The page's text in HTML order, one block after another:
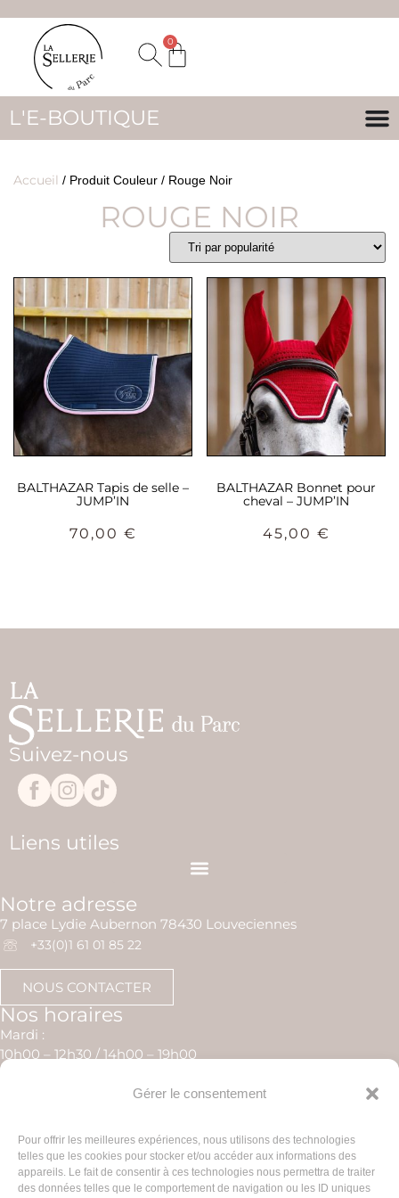
Gérer le consentement
Pour offrir les meilleures expériences, nous utilisons des technologies
telles que les cookies pour stocker et/ou accéder aux informations des
appareils. Le fait de consentir à ces technologies nous permettra de traiter
des données telles que le comportement de navigation ou les ID uniques
0
L'E-BOUTIQUE
Accueil / Produit Couleur / Rouge Noir
ROUGE NOIR
BALTHAZAR Tapis de selle –
JUMP’IN
70,00 €
BALTHAZAR Bonnet pour
cheval – JUMP’IN
45,00 €
Suivez-nous
Liens utiles
Notre adresse
7 place Lydie Aubernon 78430 Louveciennes
+33(0)1 61 01 85 22
NOUS CONTACTER
Nos horaires
Mardi :
10h00 – 12h30 / 14h00 – 19h00
10h00 – 12h30 / 14h00 – 20h00
Vendredi :
10h00 – 12h30 / 14h00 – 19h00
Samedi :